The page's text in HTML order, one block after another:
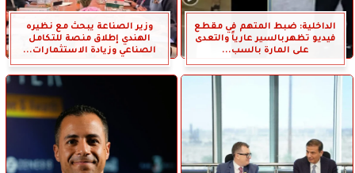
الداخلية: ضبط المتهم في مقطع
فيديو تظهربالسير عارياً والتعدى
على المارة بالسب...
وزير الصناعة يبحث مع نظيره
الهندي إطلاق منصة للتكامل
الصناعي وزيادة الاستثمارات...